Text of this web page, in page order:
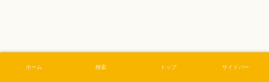
ホーム 検索 トップ サイドバー